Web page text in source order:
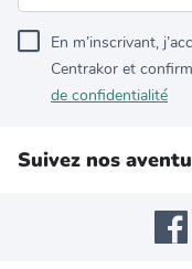
En m’inscrivant,
Centrakor et
de confidentialité
Suivez nos